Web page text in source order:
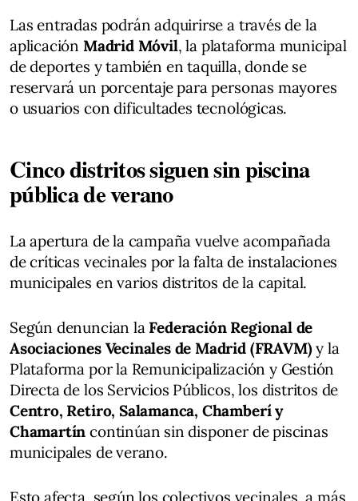
Las entradas podrán adquirirse a través de la
aplicación Madrid Móvil, la plataforma municipal
de deportes y también en taquilla, donde se
reservará un porcentaje para personas mayores
o usuarios con dificultades tecnológicas.
Cinco distritos siguen sin piscina
pública de verano
La apertura de la campaña vuelve acompañada
de críticas vecinales por la falta de instalaciones
municipales en varios distritos de la capital.
Según denuncian la Federación Regional de
Asociaciones Vecinales de Madrid (FRAVM)y la
Plataforma por la Remunicipalización y Gestión
Directa de los Servicios Públicos, los distritos de
Centro, Retiro, Salamanca, Chamberí y
Chamartín continúan sin disponer de piscinas
municipales de verano.
Esto afecta, según los colectivos vecinales, a más